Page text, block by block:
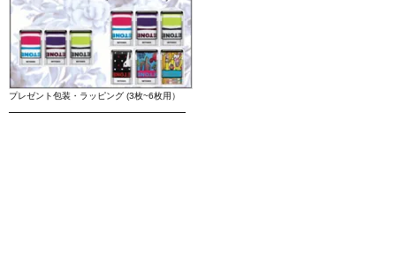
プレゼント包装・ラッピング (3枚~6枚用）